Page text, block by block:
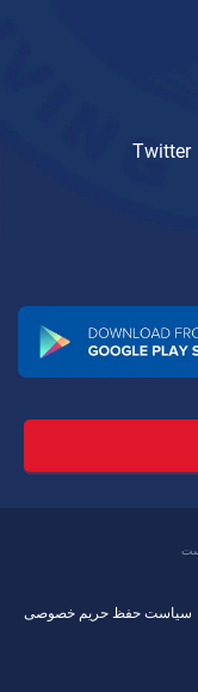
Twitter
سیاست حفظ حریم خصوصی